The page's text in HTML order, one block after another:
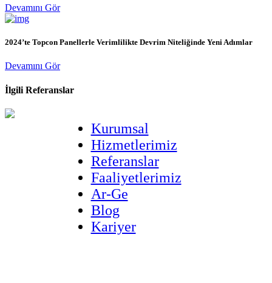
Devamını Gör
2024’te Topcon Panellerle Verimlilikte Devrim Niteliğinde Yeni Adımlar
Devamını Gör
İlgili Referanslar
Kurumsal
Hizmetlerimiz
Referanslar
Faaliyetlerimiz
Ar-Ge
Blog
Kariyer